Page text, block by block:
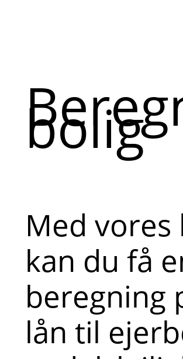
bolig
Med
kan du få
beregning
lån til